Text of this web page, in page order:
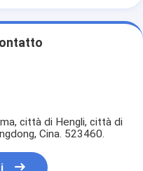
città di Hengli, città di
Cina. 523460.